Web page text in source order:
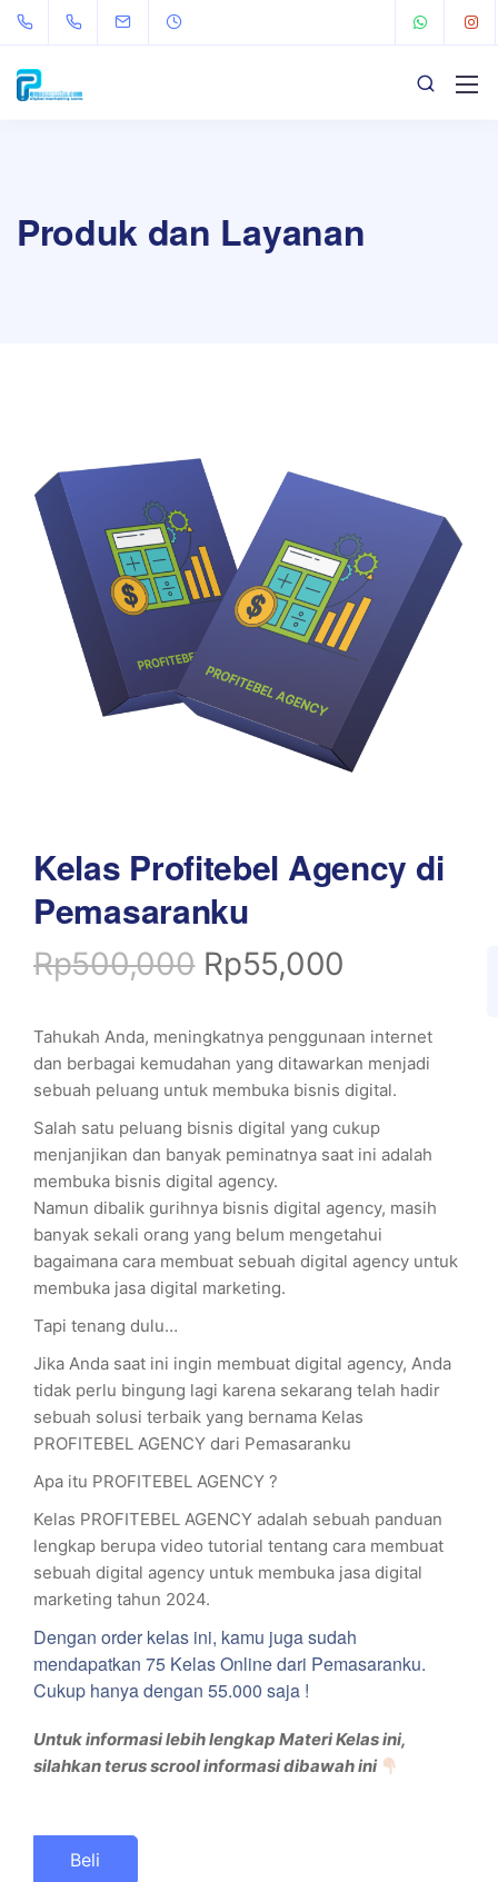
Produk dan Layanan
Kelas Profitebel Agency di
Pemasaranku
Rp500,000 Rp55,000
Tahukah Anda, meningkatnya penggunaan internet
dan berbagai kemudahan yang ditawarkan menjadi
sebuah peluang untuk membuka bisnis digital.
Salah satu peluang bisnis digital yang cukup
menjanjikan dan banyak peminatnya saat ini adalah
membuka bisnis digital agency.
Namun dibalik gurihnya bisnis digital agency, masih
banyak sekali orang yang belum mengetahui
bagaimana cara membuat sebuah digital agency untuk
membuka jasa digital marketing.
Tapi tenang dulu…
Jika Anda saat ini ingin membuat digital agency, Anda
tidak perlu bingung lagi karena sekarang telah hadir
sebuah solusi terbaik yang bernama Kelas
PROFITEBEL AGENCY dari Pemasaranku
Apa itu PROFITEBEL AGENCY ?
Kelas PROFITEBEL AGENCY adalah sebuah panduan
lengkap berupa video tutorial tentang cara membuat
sebuah digital agency untuk membuka jasa digital
marketing tahun 2024.
Dengan order kelas ini, kamu juga sudah
mendapatkan 75 Kelas Online dari Pemasaranku.
Cukup hanya dengan 55.000 saja !
Untuk informasi lebih lengkap Materi Kelas ini,
silahkan terus scrool informasi dibawah ini
Beli